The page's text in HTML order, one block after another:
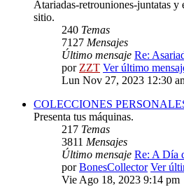
Atariadas-retrouniones-juntatas y
sitio.
240 Temas
7127 Mensajes
Último mensaje Re:
porZZT Ver último
Lun Nov 27, 2023 12:30
COLECCIONES
Presenta tus máquinas.
217 Temas
3811 Mensajes
Último mensaje Re: A Día
porBonesCollector Ver
Vie Ago 18, 2023 9:14 pm